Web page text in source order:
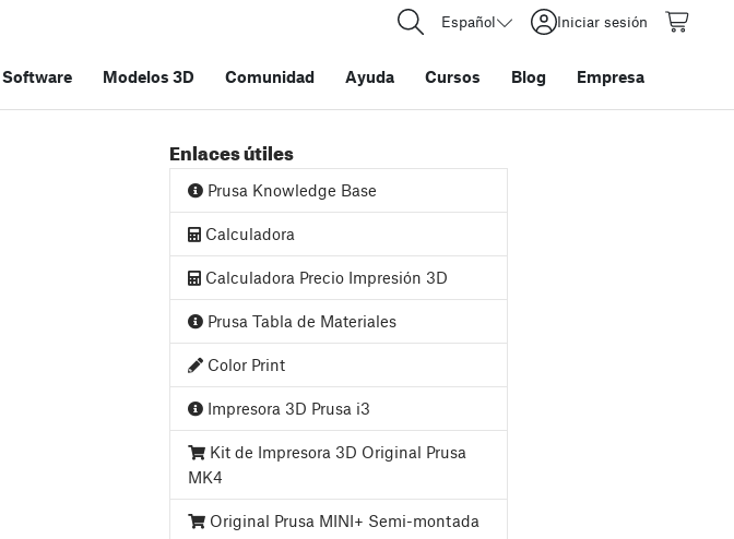
Español Iniciar sesión
Software Modelos 3D Comunidad Ayuda Cursos Blog Empresa
Enlaces útiles
Prusa Knowledge Base
Calculadora
Calculadora Precio Impresión 3D
Prusa Tabla de Materiales
Color Print
Impresora 3D Prusa i3
Kit de Impresora 3D Original Prusa
MK4
Original Prusa MINI+ Semi-montada